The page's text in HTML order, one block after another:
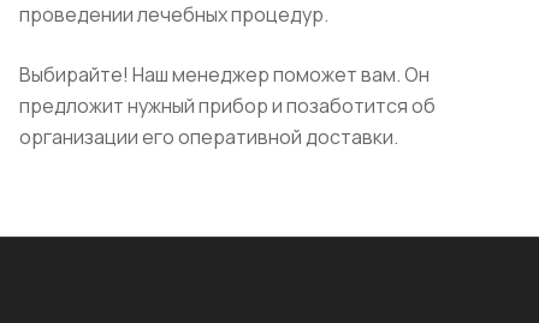
проведении лечебных процедур.
Выбирайте! Наш менеджер поможет вам. Он
предложит нужный прибор и позаботится об
организации его оперативной доставки.